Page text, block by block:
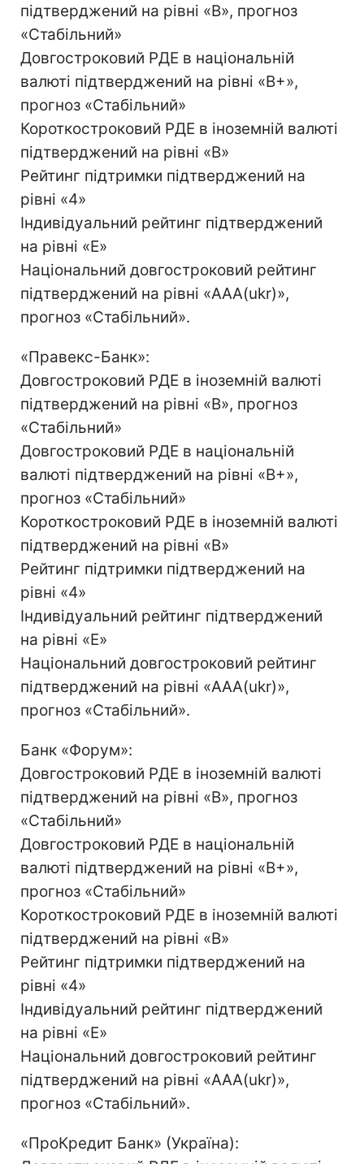
підтверджений на рівні «B», прогноз
«Стабільний»
Довгостроковий РДЕ в національній
валюті підтверджений на рівні «B+»,
прогноз «Стабільний»
Короткостроковий РДЕ в іноземній валюті
підтверджений на рівні «B»
Рейтинг підтримки підтверджений на
рівні «4»
Індивідуальний рейтинг підтверджений
на рівні «E»
Національний довгостроковий рейтинг
підтверджений на рівні «AAA(ukr)»,
прогноз «Стабільний».
«Правекс-Банк»:
Довгостроковий РДЕ в іноземній валюті
підтверджений на рівні «B», прогноз
«Стабільний»
Довгостроковий РДЕ в національній
валюті підтверджений на рівні «B+»,
прогноз «Стабільний»
Короткостроковий РДЕ в іноземній валюті
підтверджений на рівні «B»
Рейтинг підтримки підтверджений на
рівні «4»
Індивідуальний рейтинг підтверджений
на рівні «E»
Національний довгостроковий рейтинг
підтверджений на рівні «AAA(ukr)»,
прогноз «Стабільний».
Банк «Форум»:
Довгостроковий РДЕ в іноземній валюті
підтверджений на рівні «B», прогноз
«Стабільний»
Довгостроковий РДЕ в національній
валюті підтверджений на рівні «B+»,
прогноз «Стабільний»
Короткостроковий РДЕ в іноземній валюті
підтверджений на рівні «B»
Рейтинг підтримки підтверджений на
рівні «4»
Індивідуальний рейтинг підтверджений
на рівні «E»
Національний довгостроковий рейтинг
підтверджений на рівні «AAA(ukr)»,
прогноз «Стабільний».
«ПроКредит Банк» (Україна):